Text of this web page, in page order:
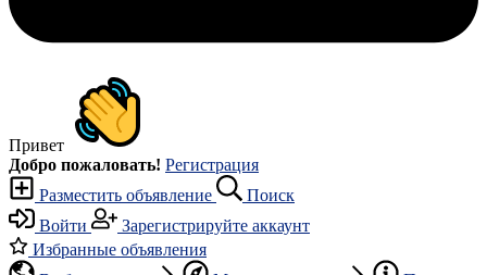
Привет
Добро пожаловать! Регистрация
Разместить объявление
Поиск
Войти
Зарегистрируйте аккаунт
Избранные объявления